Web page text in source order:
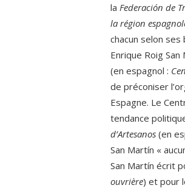
la Federación de
la région
chacun selon
Enrique Roig
(en espagnol :
de préconiser
Espagne. Le
tendance
d’Artesanos (en
San Martín «
San Martín écrit
ouvrière) et pour